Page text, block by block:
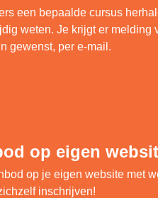
een bepaalde cursus
weten. Je krijgt er melding
gewenst, per e-mail.
op eigen
op je eigen website met
inschrijven!